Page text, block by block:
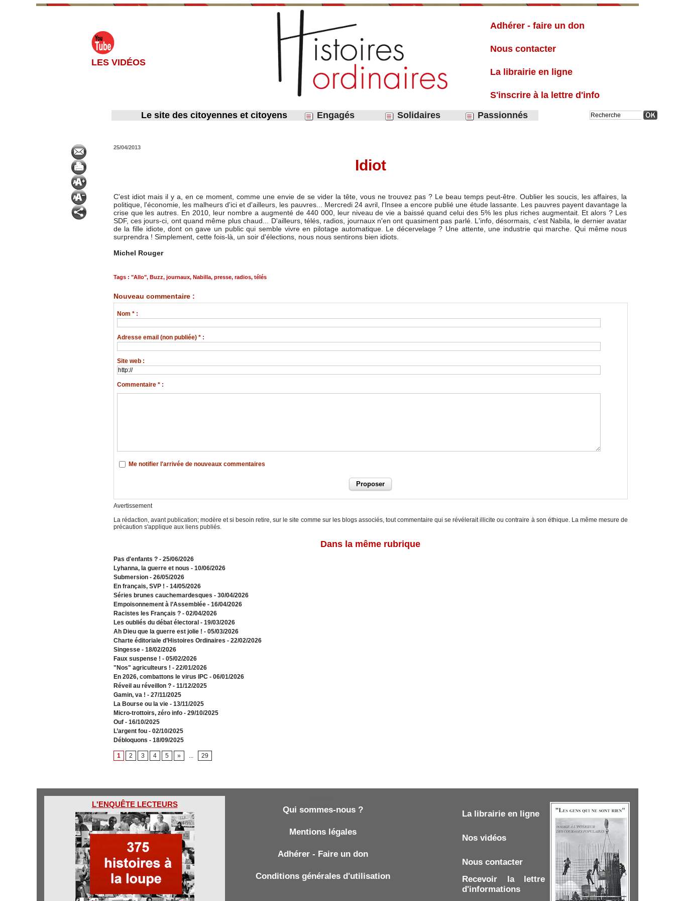
LES VIDÉOS
Adhérer - faire un don
Nous contacter
La librairie en ligne
S'inscrire à la lettre d'info
Le site des citoyennes et citoyens
Engagés Solidaires Passionnés
25/04/2013
Idiot
C'est idiot mais il y a, en ce moment, comme une envie de se vider la tête, vous ne trouvez pas ? Le beau temps peut-être. Oublier les soucis, les affaires, la
politique, l'économie, les malheurs d'ici et d'ailleurs, les pauvres... Mercredi 24 avril, l'Insee a encore publié une étude lassante. Les pauvres payent davantage la
crise que les autres. En 2010, leur nombre a augmenté de 440 000, leur niveau de vie a baissé quand celui des 5% les plus riches augmentait. Et alors ? Les
SDF, ces jours-ci, ont quand même plus chaud... D'ailleurs, télés, radios, journaux n'en ont quasiment pas parlé. L'info, désormais, c'est Nabila, le dernier avatar
de la fille idiote, dont on gave un public qui semble vivre en pilotage automatique. Le décervelage ? Une attente, une industrie qui marche. Qui même nous
surprendra ! Simplement, cette fois-là, un soir d'élections, nous nous sentirons bien idiots.
Michel Rouger
Tags: "Allo", Buzz, journaux, Nabilla, presse, radios, télés
Nouveau commentaire :
Nom * :
Adresse email (non publiée) * :
Site web :
Commentaire * :
Me notifier l'arrivée de nouveaux commentaires
Avertissement
La rédaction, avant publication; modère et si besoin retire, sur le site comme sur les blogs associés, tout commentaire qui se révélerait illicite ou contraire à son éthique. La même mesure de
précaution s'applique aux liens publiés.
Dans la même rubrique
Pas d'enfants ? - 25/06/2026
​Lyhanna, la guerre et nous - 10/06/2026
Submersion - 26/05/2026
En français, SVP ! - 14/05/2026
​Séries brunes cauchemardesques - 30/04/2026
Empoisonnement à l’Assemblée­ - 16/04/2026
Racistes les Français ? - 02/04/2026
​Les oubliés du débat électoral - 19/03/2026
Ah Dieu que la guerre est jolie ! - 05/03/2026
Charte éditoriale d’Histoires Ordinaires - 22/02/2026
Singesse - 18/02/2026
Faux suspense ! - 05/02/2026
"Nos" agriculteurs ! - 22/01/2026
En 2026, combattons le virus IPC - 06/01/2026
Réveil au réveillon ? - 11/12/2025
Gamin, va ! - 27/11/2025
​La Bourse ou la vie - 13/11/2025
Micro-trottoirs, zéro info - 29/10/2025
Ouf - 16/10/2025
L’argent fou - 02/10/2025
Débloquons - 18/09/2025
1 2 3 4 5 » ... 29
L'ENQUÊTE LECTEURS
Qui sommes-nous ?
Mentions légales
Adhérer - Faire un don
Conditions générales d'utilisation
La librairie en ligne
Nos vidéos
Nous contacter
Recevoir la lettre
d'informations